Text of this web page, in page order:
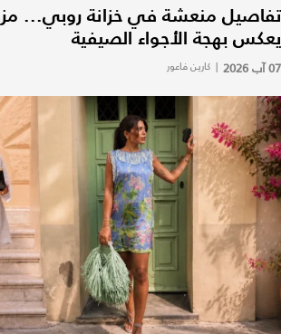
تفاصيل منعشة في خزانة روبي...
يعكس بهجة الأجواء الصيفية
07 آب 2026 | كارين فاعور